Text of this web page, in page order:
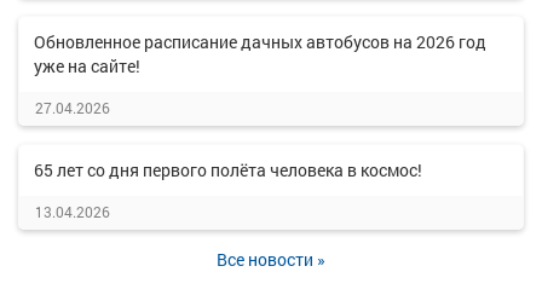
Обновленное расписание дачных автобусов на 2026 год
уже на сайте!
27.04.2026
65 лет со дня первого полёта человека в космос!
13.04.2026
Все новости »